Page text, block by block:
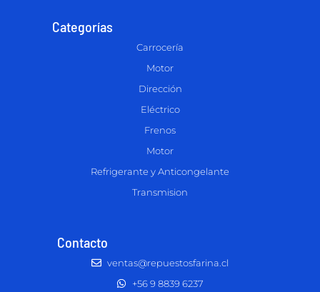
Categorías
Carrocería
Motor
Dirección
Eléctrico
Frenos
Motor
Refrigerante y Anticongelante
Transmision
Contacto
ventas@repuestosfarina.cl
+56 9 8839 6237